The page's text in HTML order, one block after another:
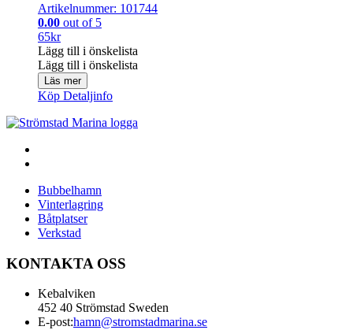
Artikelnummer: 101744
0.00 out of 5
65kr
Lägg till i önskelista
Lägg till i önskelista
Läs mer
Köp Detaljinfo
Bubbelhamn
Vinterlagring
Båtplatser
Verkstad
KONTAKTA OSS
Kebalviken
452 40 Strömstad Sweden
E-post:hamn@stromstadmarina.se